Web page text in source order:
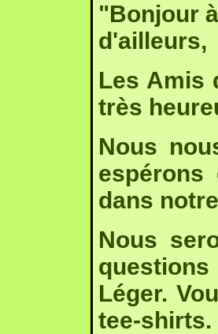
"Bonjour
d'ailleurs,
Les Amis
très
Nous
espérons
dans
Nous
Léger.
tee-shirts.